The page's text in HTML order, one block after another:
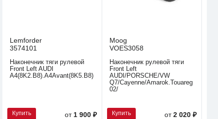
Lemforder
3574101
Наконечник тяги рулевой
Front Left AUDI
A4(8K2.B8).A4Avant(8K5.B8).A4Allroad(8KH
Купить от 1 900 ₽
Moog
VOES3058
Наконечник рулевой тяги
Front Left
AUDI/PORSCHE/VW
Q7/Cayenne/Amarok.Touareg
02/
Купить от2 020 ₽